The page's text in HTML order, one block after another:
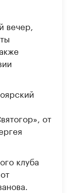
вечер,
от
клуба